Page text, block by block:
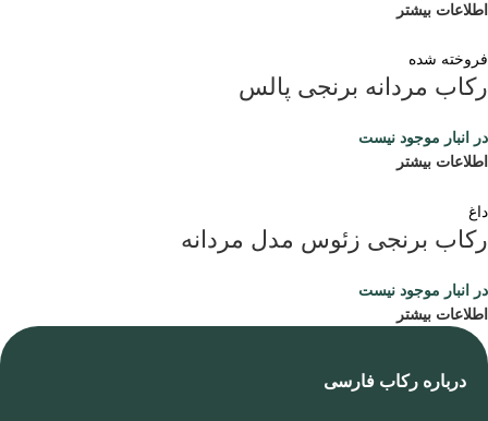
اطلاعات بیشتر
فروخته شده
رکاب مردانه برنجی پالس
در انبار موجود نیست
اطلاعات بیشتر
داغ
رکاب برنجی زئوس مدل مردانه
در انبار موجود نیست
اطلاعات بیشتر
درباره رکاب فارسی